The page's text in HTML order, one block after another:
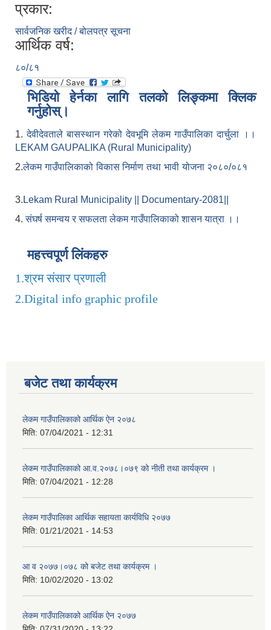
प्रकार:
सार्वजनिक खरीद / बोलपत्र सूचना
आर्थिक वर्ष:
८०/८१
भिडियो हेर्नका लागि तलको लिङ्कमा क्लिक
गर्नुहोस्।
1.देवीदेवताले बासस्थान गरेको देवभूमि लेकम गाउँपालिका दार्चुला ।।
LEKAM GAUPALIKA (Rural Municipality)
2.लेकम गाउँपालिकाको विकास निर्माण तथा भावी योजना २०८०/०८१
3. Lekam Rural Municipality || Documentary-2081||
4.संघर्ष समन्वय र सफलता लेकम गाउँपालिकाको शासन यात्रा ।।
महत्त्वपूर्ण लिंकहरु
1.श्रम संसार प्रणाली
2.Digital info graphic profile
बजेट तथा कार्यक्रम
लेकम गाउँपालिकाको आर्थिक ऐन २०७८
मिति: 07/04/2021 - 12:31
लेकम गाउँपालिकाको आ.व.२०७८।०७९ को नीती तथा कार्यक्रम ।
मिति: 07/04/2021 - 12:28
लेकम गाउँपालिका आर्थिक सहायता कार्यविधि २०७७
मिति: 01/21/2021 - 14:53
आ व २०७७।०७८ को बजेट तथा कार्यक्रम ।
मिति: 10/02/2020 - 13:02
लेकम गाउँपालिकाको आर्थिक ऐन २०७७